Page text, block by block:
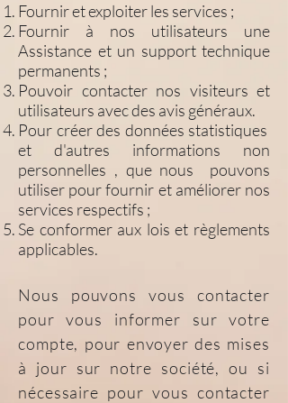
Fournir et exploiter les services ;
Fournir à nos utilisateurs une
Assistance et un support technique
permanents ;
Pouvoir contacter nos visiteurs et
utilisateurs avec des avis généraux.
Pour créer des données statistiques
et d'autres informations non
personnelles , que nous pouvons
utiliser pour fournir et améliorer nos
services respectifs ;
Se conformer aux lois et règlements
applicables.
Nous pouvons vous contacter
pour vous informer sur votre
compte, pour envoyer des mises
à jour sur notre société, ou si
nécessaire pour vous contacter